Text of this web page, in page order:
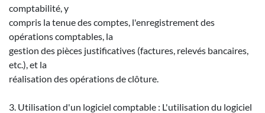
comptabilité, y
compris la tenue des comptes, l'enregistrement des
opérations comptables, la
gestion des pièces justificatives (factures, relevés bancaires,
etc.), et la
réalisation des opérations de clôture.
3. Utilisation d'un logiciel comptable : L'utilisation du logiciel